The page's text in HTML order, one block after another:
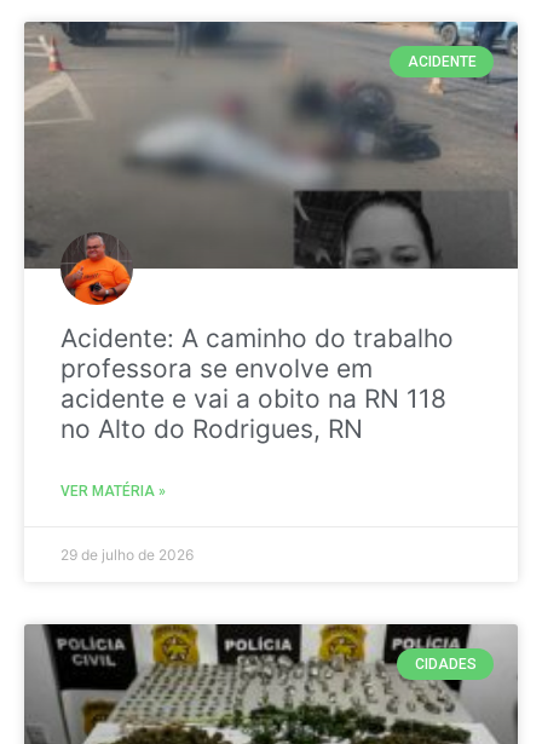
ACIDENTE
Acidente: A caminho do trabalho
professora se envolve em
acidente e vai a obito na RN 118
no Alto do Rodrigues, RN
VER MATÉRIA »
29 de julho de 2026
CIDADES